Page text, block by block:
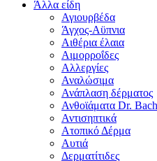
Άλλα είδη
Αγιουρβέδα
Άγχος-Αϋπνια
Αιθέρια έλαια
Αιμορροΐδες
Αλλεργίες
Αναλώσιμα
Ανάπλαση δέρματος
Ανθοϊάματα Dr. Bach
Αντισηπτικά
Ατοπικό Δέρμα
Αυτιά
Δερματίτιδες